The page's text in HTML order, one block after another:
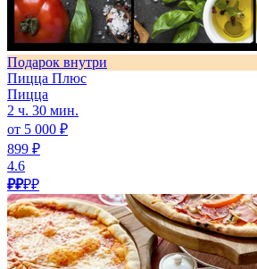
Подарок внутри
Пицца Плюс
Пицца
2 ч. 30 мин.
от 5 000 ₽
899 ₽
4.6
₽₽₽₽